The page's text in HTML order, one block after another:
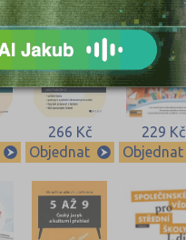
266 Kč
Objednat
229 Kč
Objednat